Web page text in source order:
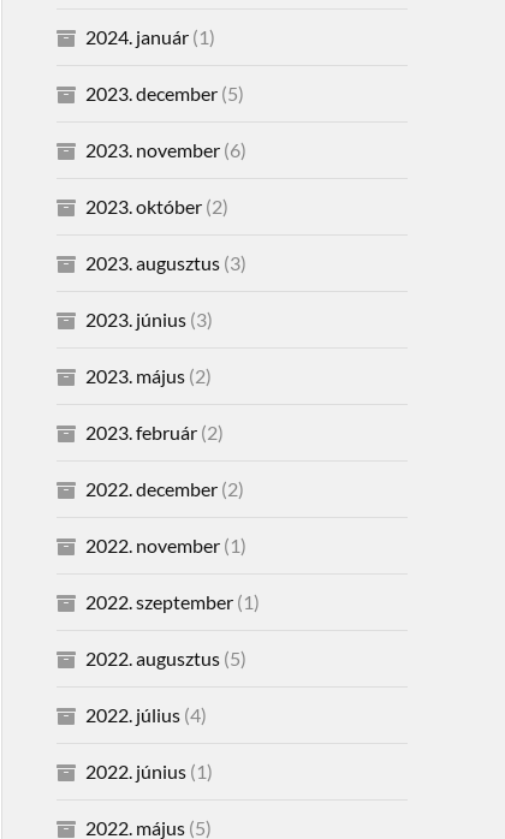
2024. január(1)
2023. december(5)
2023. november(6)
2023. október(2)
2023. augusztus(3)
2023. június(3)
2023. május(2)
2023. február(2)
2022. december(2)
2022. november(1)
2022. szeptember(1)
2022. augusztus(5)
2022. július(4)
2022. június(1)
2022. május(5)